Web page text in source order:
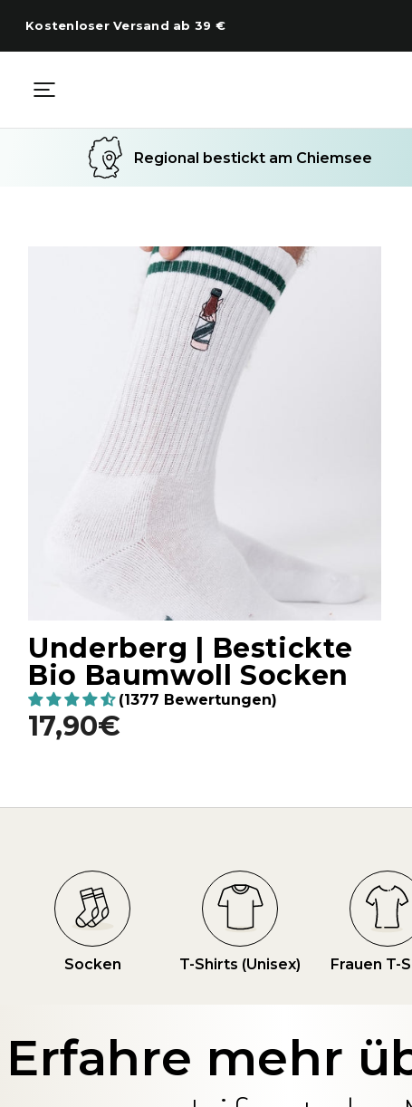
InhaltKostenloser Versand ab 39 €
Regional bestickt am Chiemsee
Underberg | Bestickte
Bio Baumwoll Socken
(1377 Bewertungen)
17,90€
Socken T-Shirts (Unisex) Frauen T-
Erfahre mehr